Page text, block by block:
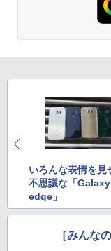
いろんな表情を見
不思議な「
edge」
［みんな